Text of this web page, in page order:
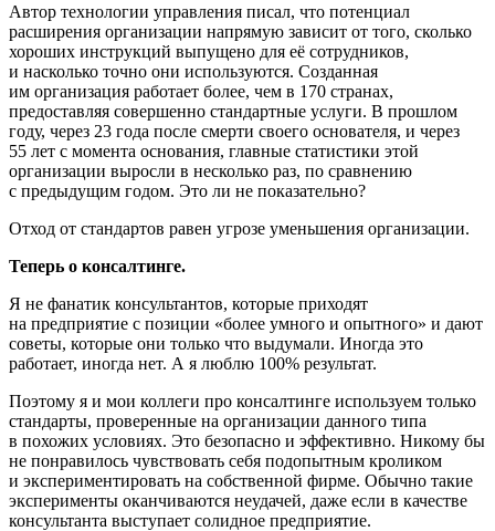
Автор технологии управления писал, что потенциал
расширения организации напрямую зависит от того, сколько
хороших инструкций выпущено для её сотрудников,
и насколько точно они используются. Созданная
им организация работает более, чем в 170 странах,
предоставляя совершенно стандартные услуги. В прошлом
году, через 23 года после смерти своего основателя, и через
55 лет с момента основания, главные статистики этой
организации выросли в несколько раз, по сравнению
с предыдущим годом. Это ли не показательно?
Отход от стандартов равен угрозе уменьшения организации.
Теперь о консалтинге.
Я не фанатик консультантов, которые приходят
на предприятие с позиции «более умного и опытного» и дают
советы, которые они только что выдумали. Иногда это
работает, иногда нет. А я люблю 100% результат.
Поэтому я и мои коллеги про консалтинге используем только
стандарты, проверенные на организации данного типа
в похожих условиях. Это безопасно и эффективно. Никому бы
не понравилось чувствовать себя подопытным кроликом
и экспериментировать на собственной фирме. Обычно такие
эксперименты оканчиваются неудачей, даже если в качестве
консультанта выступает солидное предприятие.